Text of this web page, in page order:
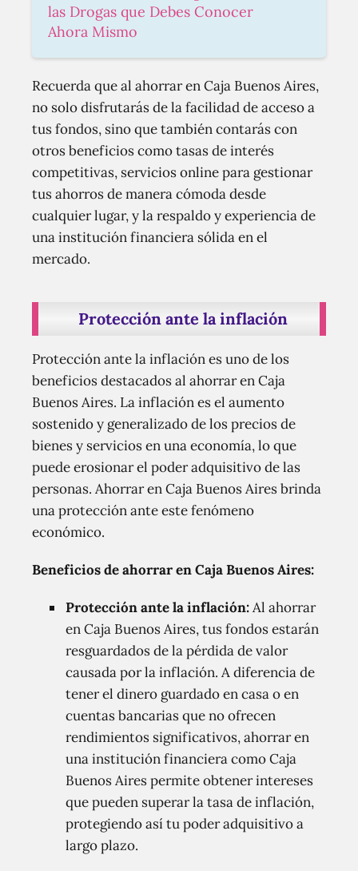
las Drogas que Debes Conocer
Ahora Mismo
Recuerda que al ahorrar en Caja Buenos Aires,
no solo disfrutarás de la facilidad de acceso a
tus fondos, sino que también contarás con
otros beneficios como tasas de interés
competitivas, servicios online para gestionar
tus ahorros de manera cómoda desde
cualquier lugar, y la respaldo y experiencia de
una institución financiera sólida en el
mercado.
Protección ante la inflación
Protección ante la inflación es uno de los
beneficios destacados al ahorrar en Caja
Buenos Aires. La inflación es el aumento
sostenido y generalizado de los precios de
bienes y servicios en una economía, lo que
puede erosionar el poder adquisitivo de las
personas. Ahorrar en Caja Buenos Aires brinda
una protección ante este fenómeno
económico.
Beneficios de ahorrar en Caja Buenos Aires:
Protección ante la inflación:Al ahorrar
en Caja Buenos Aires, tus fondos estarán
resguardados de la pérdida de valor
causada por la inflación. A diferencia de
tener el dinero guardado en casa o en
cuentas bancarias que no ofrecen
rendimientos significativos, ahorrar en
una institución financiera como Caja
Buenos Aires permite obtener intereses
que pueden superar la tasa de inflación,
protegiendo así tu poder adquisitivo a
largo plazo.